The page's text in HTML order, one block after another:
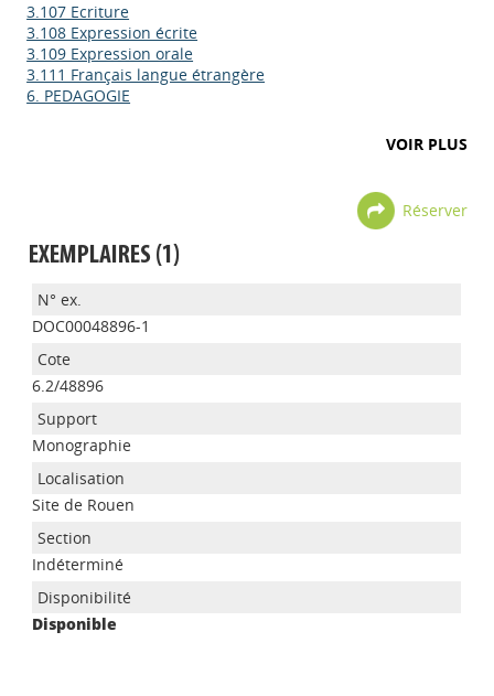
3.107 Ecriture
3.108 Expression écrite
3.109 Expression orale
3.111 Français langue étrangère
6. PEDAGOGIE
VOIR PLUS
Réserver
EXEMPLAIRES (1)
DOC00048896-1
6.2/48896
Monographie
Site de Rouen
Indéterminé
Disponible
Appels à projets